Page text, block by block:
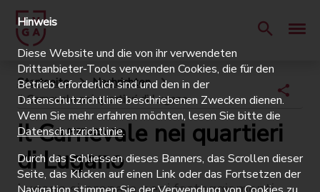
Startseite
Nachrichten
Il Carnevale nei quartieri di Lugano
Il Carnevale nei quartieri
di Lugano
Hinweis
Diese Website und die von ihr verwendeten
Drittanbieter-Tools verwenden Cookies, die für den
Betrieb erforderlich sind und den in der
Datenschutzrichtlinie beschriebenen Zwecken dienen.
Wenn Sie mehr erfahren möchten, lesen Sie bitte die
Datenschutzrichtlinie.
Durch das Schliessen dieses Banners, das Scrollen dieser
Seite, das Klicken auf einen Link oder das Fortsetzen der